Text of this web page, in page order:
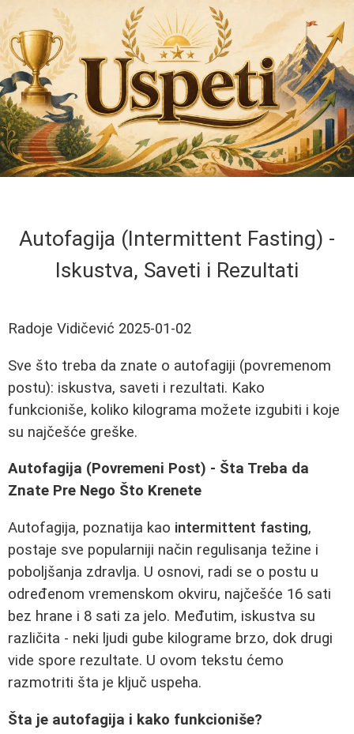
Autofagija (Intermittent Fasting) -
Iskustva, Saveti i Rezultati
Radoje Vidičević 2025-01-02
Sve što treba da znate o autofagiji (povremenom
postu): iskustva, saveti i rezultati. Kako
funkcioniše, koliko kilograma možete izgubiti i koje
su najčešće greške.
Autofagija (Povremeni Post) - Šta Treba da
Znate Pre Nego Što Krenete
Autofagija, poznatija kao intermittent fasting,
postaje sve popularniji način regulisanja težine i
poboljšanja zdravlja. U osnovi, radi se o postu u
određenom vremenskom okviru, najčešće 16 sati
bez hrane i 8 sati za jelo. Međutim, iskustva su
različita - neki ljudi gube kilograme brzo, dok drugi
vide spore rezultate. U ovom tekstu ćemo
razmotriti šta je ključ uspeha.
Šta je autofagija i kako funkcioniše?